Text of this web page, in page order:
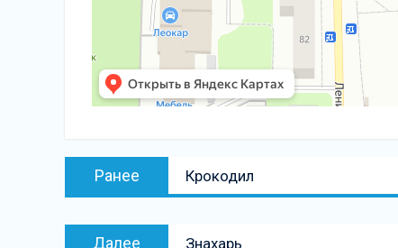
Навигация
Ранее
Предыдущая
запись:
Крокодил
Далее
Следующая
Знахарь